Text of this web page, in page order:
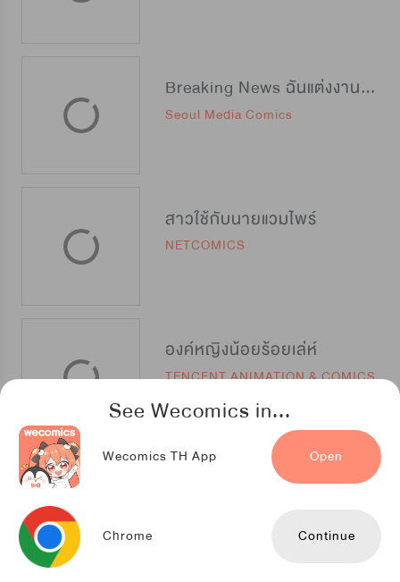
See Wecomics in...
Wecomics TH App Open
Chrome Continue
Breaking News ฉันแต่งงานกับท่านดยุก
Seoul Media Comics
สาวใช้กับนายแวมไพร์
NETCOMICS
องค์หญิงน้อยร้อยเล่ห์
TENCENT ANIMATION & COMICS
เจ้าชายแวมไพร์ที่รัก